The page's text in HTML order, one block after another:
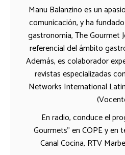
Manu Balanzino es un
comunicación, y ha
gastronomía, The Gourmet
referencial del ámbito
Además, es colaborador
revistas especializadas
Networks International
En radio, conduce el
Gourmets" en COPE y en
Canal Cocina, RTV